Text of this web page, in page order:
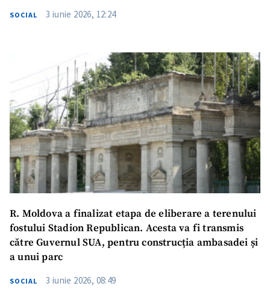
SOCIAL 3 iunie 2026, 12:24
R. Moldova a finalizat etapa de eliberare a terenului
fostului Stadion Republican. Acesta va fi transmis
către Guvernul SUA, pentru construcția ambasadei și
a unui parc
SOCIAL 3 iunie 2026, 08:49